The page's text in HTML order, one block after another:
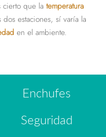
cierto que la temperatura
estaciones, sí varía la
en el ambiente.
Enchufes
Seguridad